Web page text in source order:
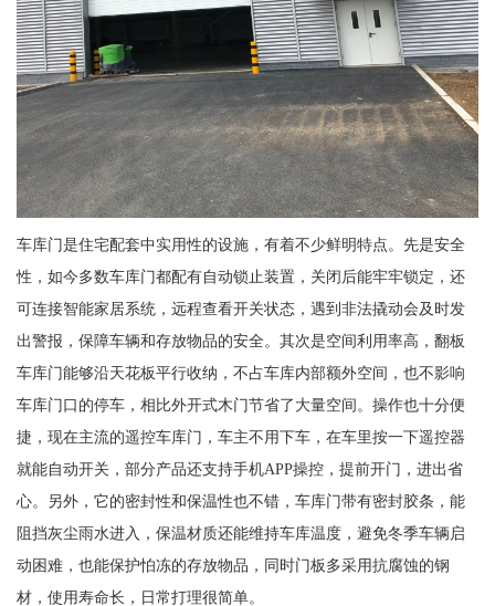
车库门是住宅配套中实用性的设施，有着不少鲜明特点。先是安全
性，如今多数车库门都配有自动锁止装置，关闭后能牢牢锁定，还
可连接智能家居系统，远程查看开关状态，遇到非法撬动会及时发
出警报，保障车辆和存放物品的安全。其次是空间利用率高，翻板
车库门能够沿天花板平行收纳，不占车库内部额外空间，也不影响
车库门口的停车，相比外开式木门节省了大量空间。操作也十分便
捷，现在主流的遥控车库门，车主不用下车，在车里按一下遥控器
就能自动开关，部分产品还支持手机APP操控，提前开门，进出省
心。另外，它的密封性和保温性也不错，车库门带有密封胶条，能
阻挡灰尘雨水进入，保温材质还能维持车库温度，避免冬季车辆启
动困难，也能保护怕冻的存放物品，同时门板多采用抗腐蚀的钢
材，使用寿命长，日常打理很简单。